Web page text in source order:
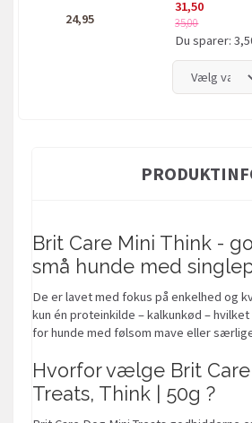
24,95
31,50
35,00
Du sparer:
Brit Care Mini Think -
små hunde med
De er lavet med fokus på enkelhed og
kun én proteinkilde – kalkunkød –
for hunde med følsom mave eller
Hvorfor vælge Brit
Treats, Think | 50g ?